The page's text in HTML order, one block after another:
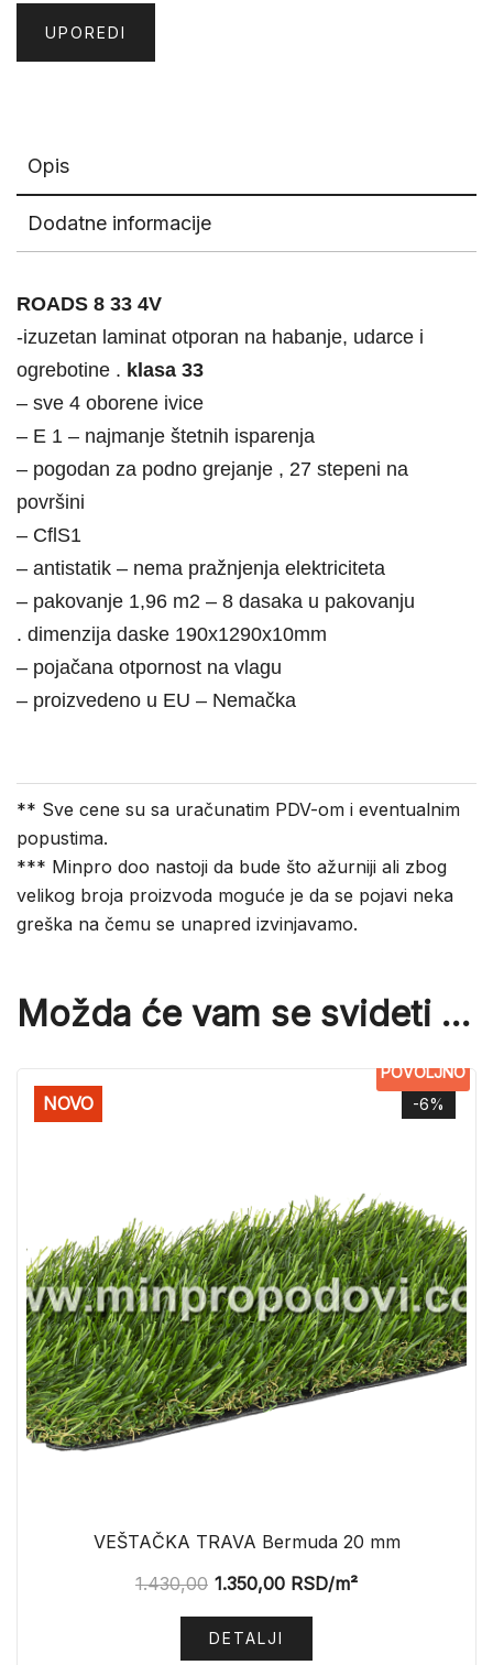
UPOREDI
Opis
Dodatne informacije
ROADS 8 33 4V
-izuzetan laminat otporan na habanje, udarce i
ogrebotine . klasa 33
– sve 4 oborene ivice
– E 1 – najmanje štetnih isparenja
– pogodan za podno grejanje , 27 stepeni na
površini
– CflS1
– antistatik – nema pražnjenja elektriciteta
– pakovanje 1,96 m2 – 8 dasaka u pakovanju
. dimenzija daske 190x1290x10mm
– pojačana otpornost na vlagu
– proizvedeno u EU – Nemačka
** Sve cene su sa uračunatim PDV-om i eventualnim
popustima.
*** Minpro doo nastoji da bude što ažurniji ali zbog
velikog broja proizvoda moguće je da se pojavi neka
greška na čemu se unapred izvinjavamo.
Možda će vam se svideti …
-6%
NOVO
POVOLJNO
VEŠTAČKA TRAVA Bermuda 20 mm
1.430,00 1.350,00 RSD/m²
DETALJI